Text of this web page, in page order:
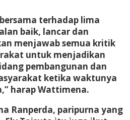
terhadap lima
baik, lancar dan
menjawab semua kritik
untuk menjadikan
pembangunan dan
ketika waktunya
harap Wattimena.
Ranperda, paripurna yang